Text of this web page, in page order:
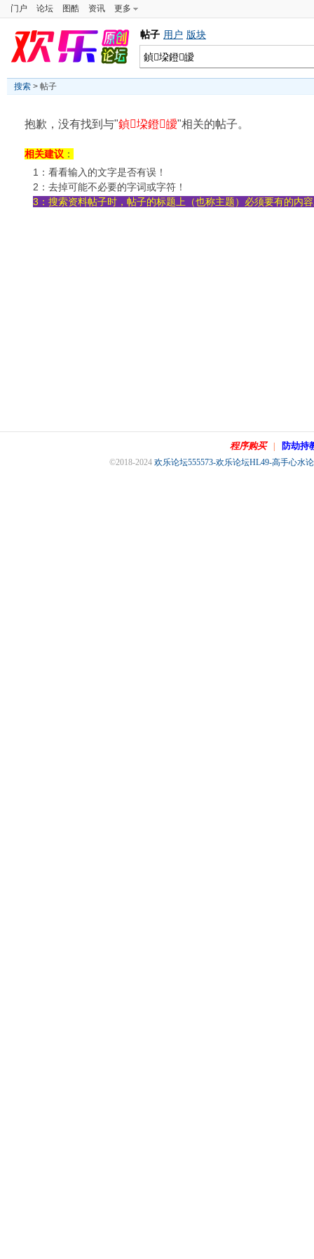
门户 论坛 图酷 资讯 更多
帖子 用户 版块
搜索 > 帖子
抱歉，没有找到与"鍞垜鐙皧"相关的帖子。
相关建议 ：
1：看看输入的文字是否有误！
2：去掉可能不必要的字词或字符！
3：搜索资料帖子时，帖子的标题上（也称主题）必须要有的内
程序购买 防劫持
©2018-2024 欢乐论坛555573-欢乐论坛HL49-高手心水